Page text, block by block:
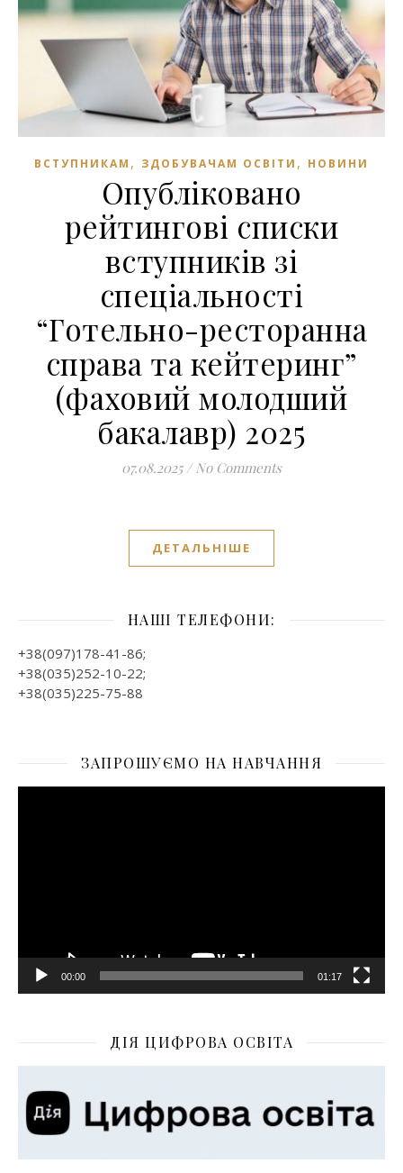
ВСТУПНИКАМ , ЗДОБУВАЧАМ ОСВІТИ , НОВИНИ
Опубліковано
рейтингові списки
вступників зі
спеціальності
“Готельно-ресторанна
справа та кейтеринг”
(фаховий молодший
бакалавр) 2025
07.08.2025 / No Comments
ДЕТАЛЬНІШЕ
НАШІ ТЕЛЕФОНИ:
+38(097)178-41-86;
+38(035)252-10-22;
+38(035)225-75-88
ЗАПРОШУЄМО НА НАВЧАННЯ
00:00 01:17
ДІЯ ЦИФРОВА ОСВІТА